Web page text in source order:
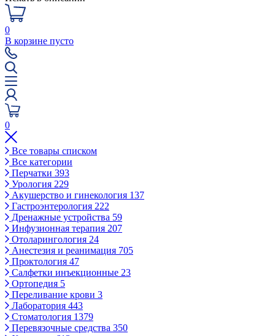
0
В корзине пусто
0
Все товары списком
Все категории
Перчатки 393
Урология 229
Акушерство и гинекология 137
Гастроэнтерология 222
Дренажные устройства 59
Инфузионная терапия 207
Отоларингология 24
Анестезия и реанимация 705
Проктология 47
Салфетки инъекционные 23
Ортопедия 5
Переливание крови 3
Лаборатория 443
Стоматология 1379
Перевязочные средства 350